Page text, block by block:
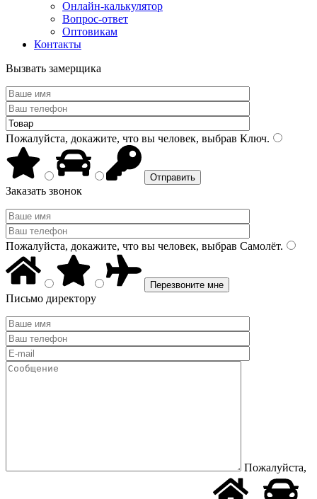
Онлайн-калькулятор
Вопрос-ответ
Оптовикам
Контакты
Вызвать замерщика
Пожалуйста, докажите, что вы человек, выбрав Ключ.
Заказать звонок
Пожалуйста, докажите, что вы человек, выбрав Самолёт.
Письмо директору
Пожалуйста,